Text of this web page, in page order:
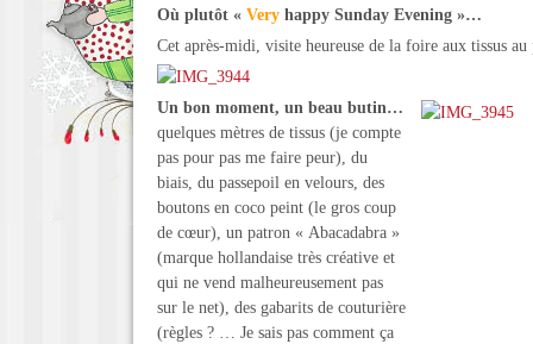
Où plutôt « Very happy Sunday Evening »…
Cet après-midi, visite heureuse de la foire aux tissus
Un bon moment, un beau butin…
quelques mètres de tissus (je compte
pas pour pas me faire peur), du
biais, du passepoil en velours, des
boutons en coco peint (le gros coup
de cœur), un patron « Abacadabra »
(marque hollandaise très créative et
qui ne vend malheureusement pas
sur le net), des gabarits de couturière
(règles ? … Je sais pas comment ça